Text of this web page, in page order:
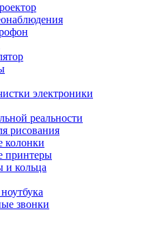
электроники
реальности
рисования
колонки
принтеры
кольца
звонки